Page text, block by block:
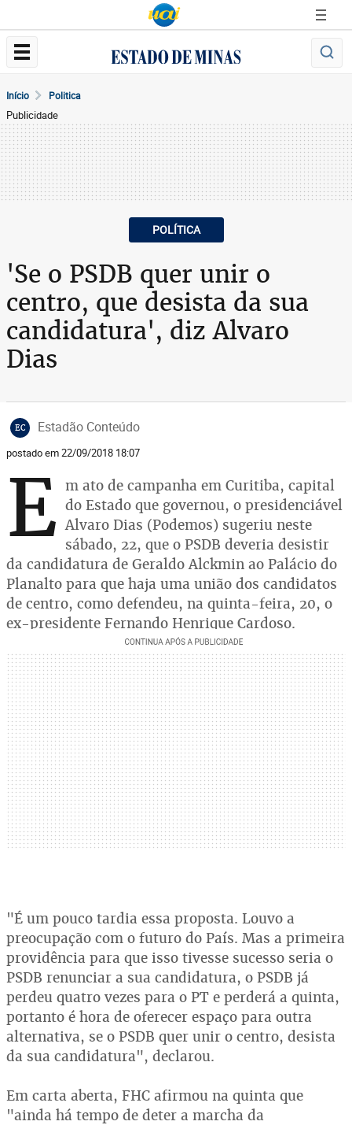
Início Politica
Publicidade
POLÍTICA
'Se o PSDB quer unir o
centro, que desista da sua
candidatura', diz Alvaro
Dias
EC Estadão Conteúdo
postado em 22/09/2018 18:07
E m ato de campanha em Curitiba, capital
do Estado que governou, o presidenciável
Alvaro Dias (Podemos) sugeriu neste
sábado, 22, que o PSDB deveria desistir
da candidatura de Geraldo Alckmin ao Palácio do
Planalto para que haja uma união dos candidatos
de centro, como defendeu, na quinta-feira, 20, o
ex-presidente Fernando Henrique Cardoso.
"É um pouco tardia essa proposta. Louvo a
preocupação com o futuro do País. Mas a primeira
providência para que isso tivesse sucesso seria o
PSDB renunciar a sua candidatura, o PSDB já
perdeu quatro vezes para o PT e perderá a quinta,
portanto é hora de oferecer espaço para outra
alternativa, se o PSDB quer unir o centro, desista
da sua candidatura", declarou.
Em carta aberta, FHC afirmou na quinta que
"ainda há tempo de deter a marcha da